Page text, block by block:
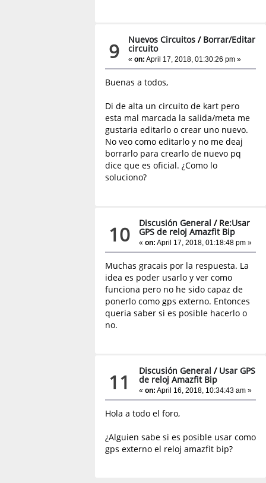
9 Nuevos Circuitos / Borrar/Editar
circuito
«on: April 17, 2018, 01:30:26 pm »
Buenas a todos,
Di de alta un circuito de kart pero
esta mal marcada la salida/meta me
gustaria editarlo o crear uno nuevo.
No veo como editarlo y no me deaj
borrarlo para crearlo de nuevo pq
dice que es oficial. ¿Como lo
soluciono?
10 Discusión General / Re:Usar
GPS de reloj Amazfit Bip
«on: April 17, 2018, 01:18:48 pm »
Muchas gracais por la respuesta. La
idea es poder usarlo y ver como
funciona pero no he sido capaz de
ponerlo como gps externo. Entonces
queria saber si es posible hacerlo o
no.
11 Discusión General / Usar GPS
de reloj Amazfit Bip
«on: April 16, 2018, 10:34:43 am »
Hola a todo el foro,
¿Alguien sabe si es posible usar como
gps externo el reloj amazfit bip?